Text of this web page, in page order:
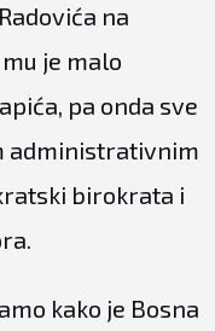
na
je malo
pa onda sve
administrativnim
birokrata i
kako je Bosna